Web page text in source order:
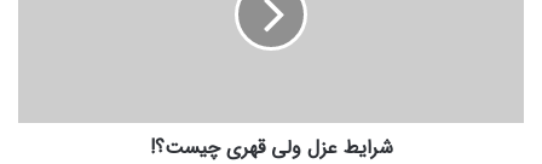
شرایط عزل ولی قهری چیست؟!